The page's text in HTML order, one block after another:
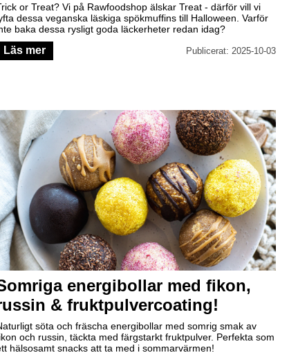
or Treat? Vi på Rawfoodshop älskar Treat - därför vill vi
dessa veganska läskiga spökmuffins till Halloween. Varför
baka dessa rysligt goda läckerheter redan idag?
Läs mer Publicerat: 2025-10-03
energibollar med fikon,
& fruktpulvercoating!
söta och fräscha energibollar med somrig smak av
och russin, täckta med färgstarkt fruktpulver. Perfekta som
hälsosamt snacks att ta med i sommarvärmen!